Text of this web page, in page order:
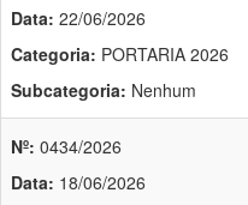
Data: 22/06/2026
Categoria: PORTARIA 2026
Subcategoria: Nenhum
Nº: 0434/2026
Data: 18/06/2026